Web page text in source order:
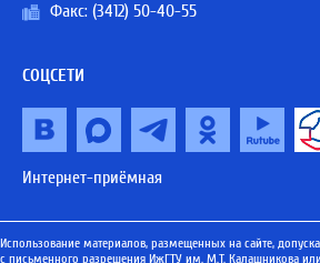
Факс: (3412) 50-40-55
СОЦСЕТИ
Интернет-приёмная
Использование материалов, размещенных на сайте,
с письменного разрешения ИжГТУ им. М.Т. Калашникова или